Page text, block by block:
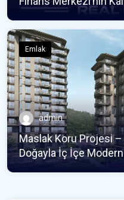
Emlak
admin
Maslak Koru Projesi
Doğayla İç İçe